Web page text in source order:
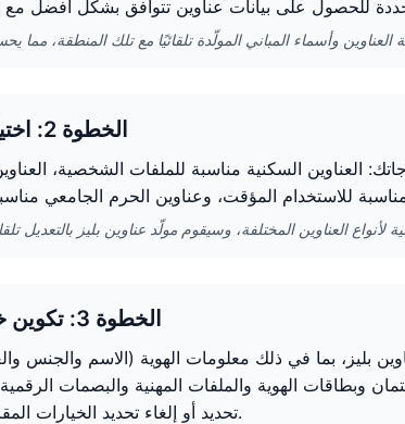
الخطوة 2: اختيار نوع العنوان
العناوين السكنية مناسبة للملفات الشخصية،
الخطوة 3: تكوين خيارات الإنشاء
بليز، بما في ذلك معلومات الهوية (الاسم والجنس
وبطاقات الهوية والملفات المهنية والبصمات
تحديد أو إلغاء تحديد الخيارات المقابلة حسب الحاجة.